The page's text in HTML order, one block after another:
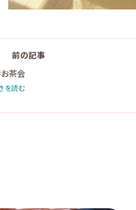
前の記事
茶会
を読む